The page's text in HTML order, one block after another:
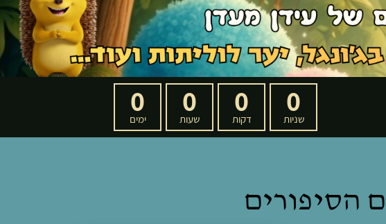
0
שניות
0
דקות
0
שעות
0
ימים
הסיפורים